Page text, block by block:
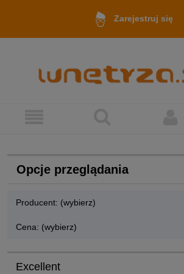
Zarejestruj się
Opcje przeglądania
Producent: (wybierz)
Cena: (wybierz)
Excellent